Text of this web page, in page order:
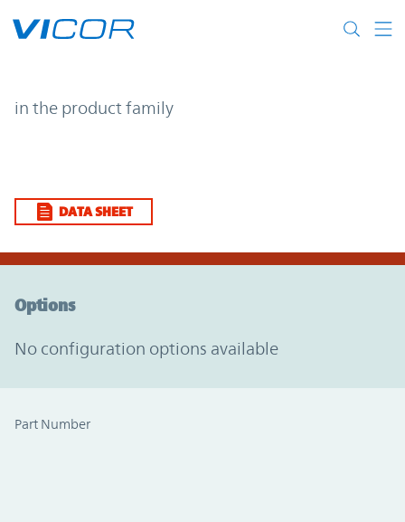
| | Vicor
in the product family
DATA SHEET
Options
No configuration options available
Part Number